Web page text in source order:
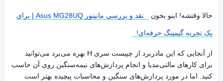
حالا وقتشه! اینو بخون نقد و بررسی مانیتور Asus MG28UQ | برای
یک تجربه گیمینگ حرفه‌ای!
از آنجایی که این مادربرد از چپیست سری H بهره می‌برد می‌توانید
برای کارهای مالتی‌مدیا و انجام پردازش‌های نیمه‌سنگین روی آن حاسب
کنید. اما در مورد پردازش‌های سنگین و محاسبات پیچیده بهتر است